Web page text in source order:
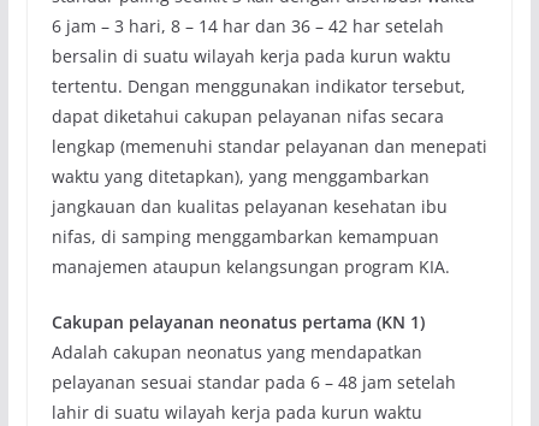
6 jam – 3 hari, 8 – 14 har dan 36 – 42 har setelah
bersalin di suatu wilayah kerja pada kurun waktu
tertentu. Dengan menggunakan indikator tersebut,
dapat diketahui cakupan pelayanan nifas secara
lengkap (memenuhi standar pelayanan dan menepati
waktu yang ditetapkan), yang menggambarkan
jangkauan dan kualitas pelayanan kesehatan ibu
nifas, di samping menggambarkan kemampuan
manajemen ataupun kelangsungan program KIA.
Cakupan pelayanan neonatus pertama (KN 1)
Adalah cakupan neonatus yang mendapatkan
pelayanan sesuai standar pada 6 – 48 jam setelah
lahir di suatu wilayah kerja pada kurun waktu